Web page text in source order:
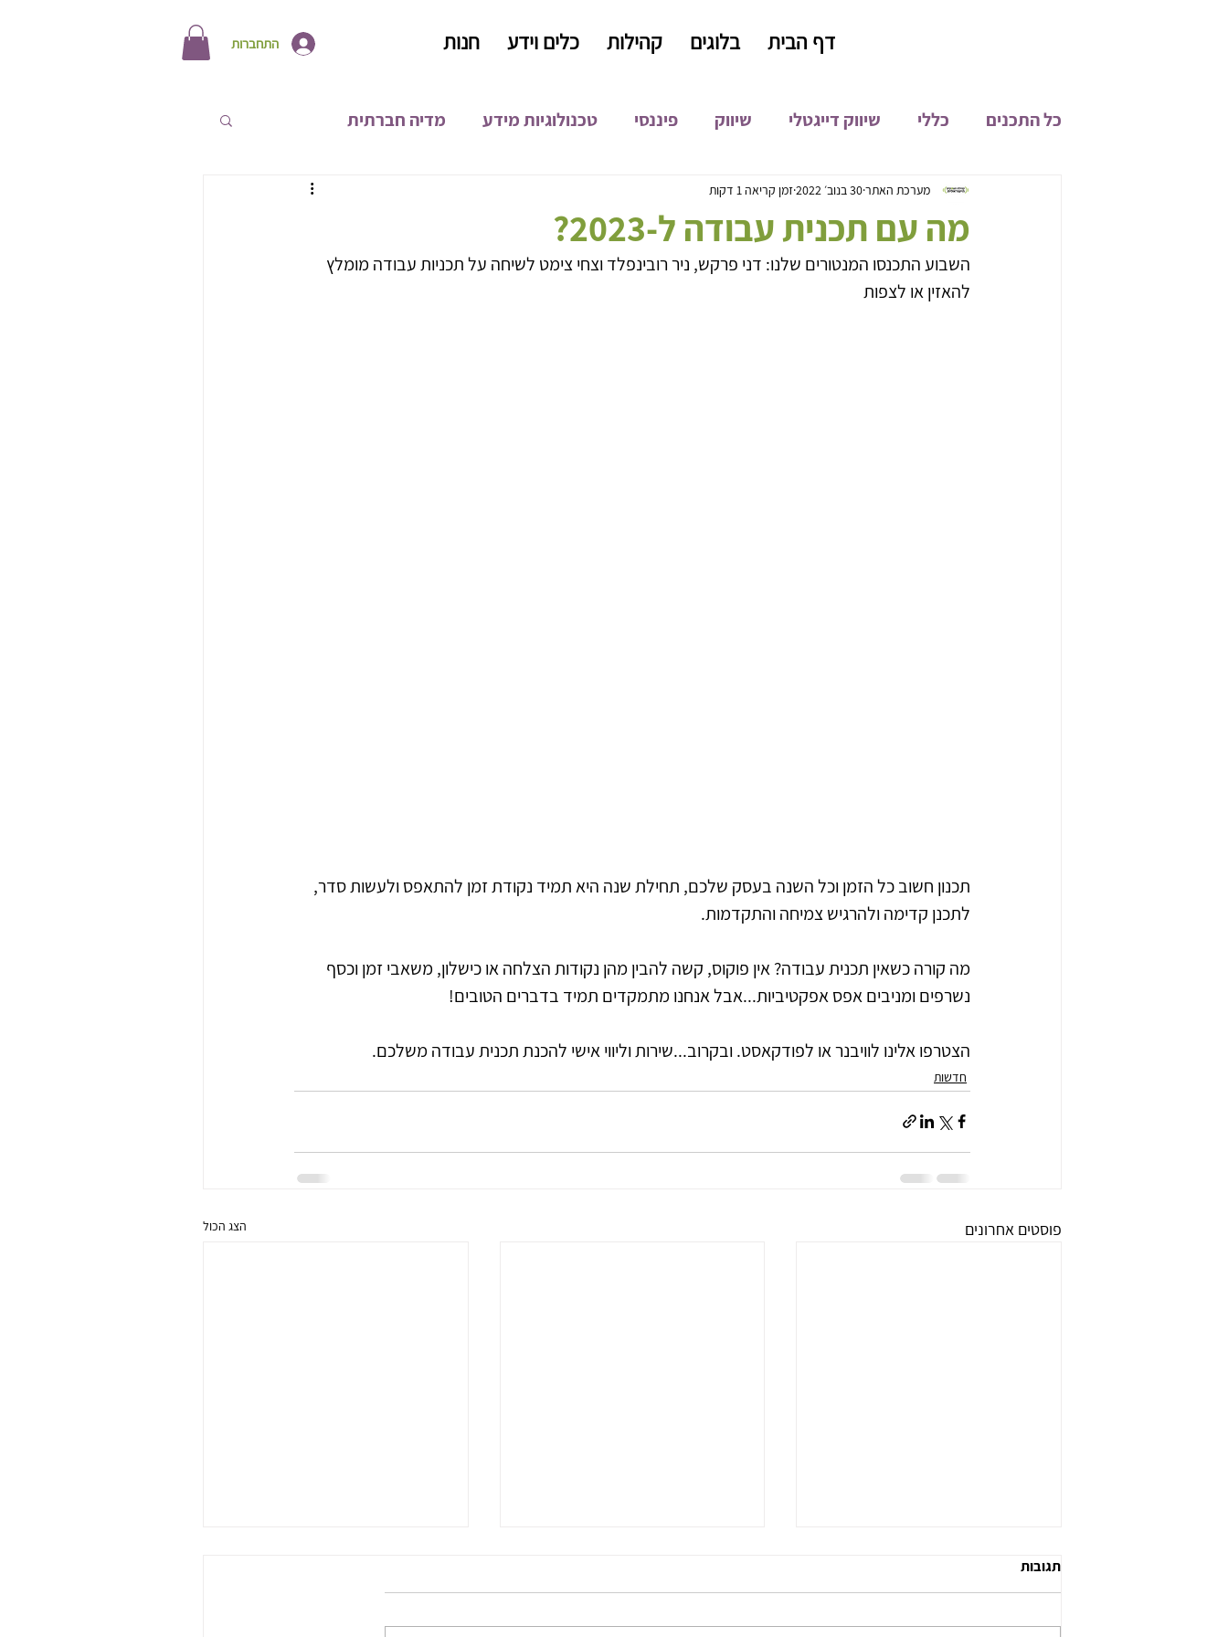
התחברות דף הבית בלוגים קהילות כלים וידע חנות
כל התכנים כללי שיווק דייגטלי שיווק פיננסי טכנולוגיות מידע מדיה חברתית
קהילת און ליין מיתוג קידום אורגני
פיתוח מוצרים חדשות פיתוח עסקי
מה עם תכנית עבודה ל-2023?
מערכת האתר30 בנוב׳ 2022 זמן קריאה 1 דקות
השבוע התכנסו המנטורים שלנו: דני פרקש, ניר רובינפלד וצחי צימט לשיחה על תכניות עבודה מומלץ
להאזין או לצפות
תכנון חשוב כל הזמן וכל השנה בעסק שלכם, תחילת שנה היא תמיד נקודת זמן להתאפס ולעשות סדר,
לתכנן קדימה ולהרגיש צמיחה והתקדמות.
מה קורה כשאין תכנית עבודה? אין פוקוס, קשה להבין מהן נקודות הצלחה או כישלון, משאבי זמן וכסף
נשרפים ומניבים אפס אפקטיביות...אבל אנחנו מתמקדים תמיד בדברים הטובים!
הצטרפו אלינו לוויבנר או לפודקאסט. ובקרוב...שירות וליווי אישי להכנת תכנית עבודה משלכם.
חדשות
פוסטים אחרונים הצג הכול
תגובות